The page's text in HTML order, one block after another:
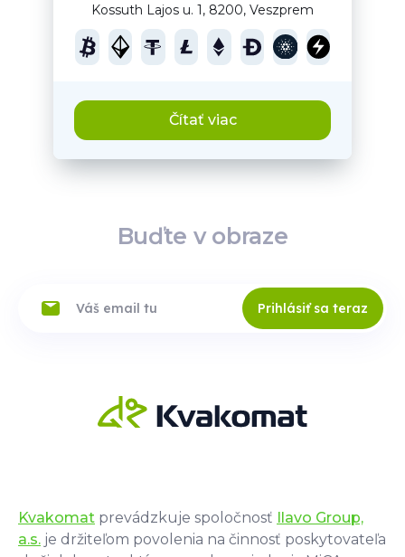
Kossuth Lajos u. 1, 8200, Veszprem
Čítať viac
Buďte v obraze
Prihlásiť sa teraz
Kvakomat prevádzkuje spoločnosť Ilavo Group,
a.s. je držiteľom povolenia na činnosť poskytovateľa